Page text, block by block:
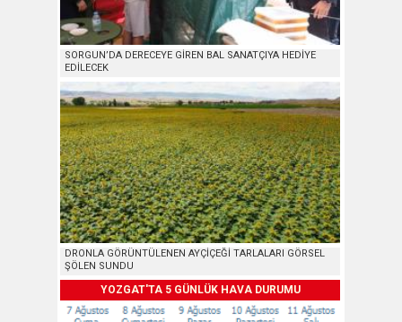
SORGUN’DA DERECEYE GİREN BAL SANATÇIYA HEDİYE
EDİLECEK
DRONLA GÖRÜNTÜLENEN AYÇİÇEĞİ TARLALARI GÖRSEL
ŞÖLEN SUNDU
YOZGAT'TA 5 GÜNLÜK HAVA DURUMU